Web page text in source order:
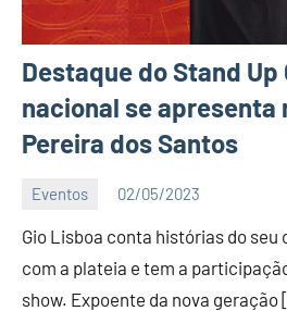
Destaque do Stand Up
nacional se apresenta
Pereira dos Santos
Eventos 02/05/2023
D
Nit
Gio Lisboa conta histórias do
com a plateia e tem a
show. Expoente da nova